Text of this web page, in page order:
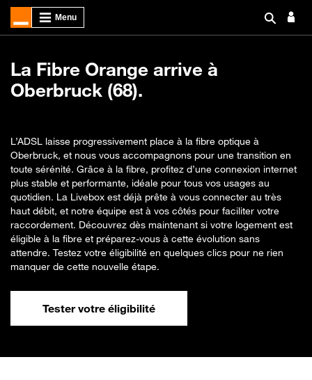
La Fibre Orange arrive à
Oberbruck (68).
L’ADSL laisse progressivement place à la fibre optique à
Oberbruck, et nous vous accompagnons pour une transition en
toute sérénité. Grâce à la fibre, profitez d’une connexion internet
plus stable et performante, idéale pour tous vos usages au
quotidien. La Livebox est déjà prête à vous connecter au très
haut débit, et notre équipe est à vos côtés pour faciliter votre
raccordement. Découvrez dès maintenant si votre logement est
éligible à la fibre et préparez-vous à cette évolution sans
attendre. Testez votre éligibilité en quelques clics pour ne rien
manquer de cette nouvelle étape.
Tester votre éligibilité